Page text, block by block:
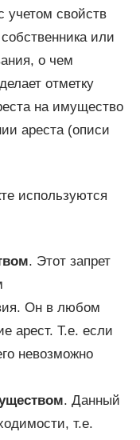
учетом свойств
или
о чем
отметку
на имущество
ареста (описи
используются
. Этот запрет
Он в любом
арест. Т.е. если
невозможно
. Данный
т.е.